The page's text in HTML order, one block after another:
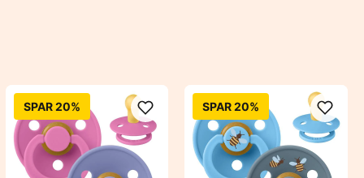
SPAR 20% SPAR 20%